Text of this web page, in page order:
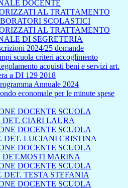
DOCENTE
AL TRATTAMENTO
SCOLASTICI
AL TRATTAMENTO
DI SEGRETERIA
2024/25 domande
scuola criteri accoglimento
acquisti beni e servizi art.
a DI 129 2018
Annuale 2024
economale per le minute spese
DOCENTE SCUOLA
DET. CIARI LAURA
DOCENTE SCUOLA
DET. LUCIANI CRISTINA
DOCENTE SCUOLA
DET.MOSTI MARINA
DOCENTE SCUOLA
DET. TESTA STEFANIA
DOCENTE SCUOLA